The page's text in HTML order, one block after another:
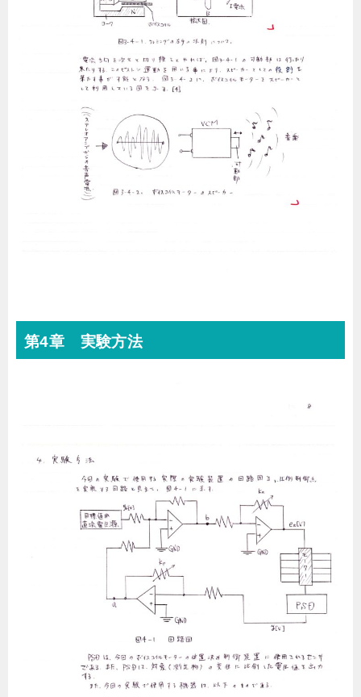
第4章 実験方法